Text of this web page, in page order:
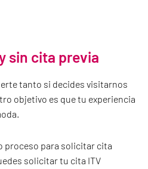
sin cita previa
tanto si decides visitarnos
objetivo es que tu experiencia
proceso para solicitar cita
solicitar tu cita ITV